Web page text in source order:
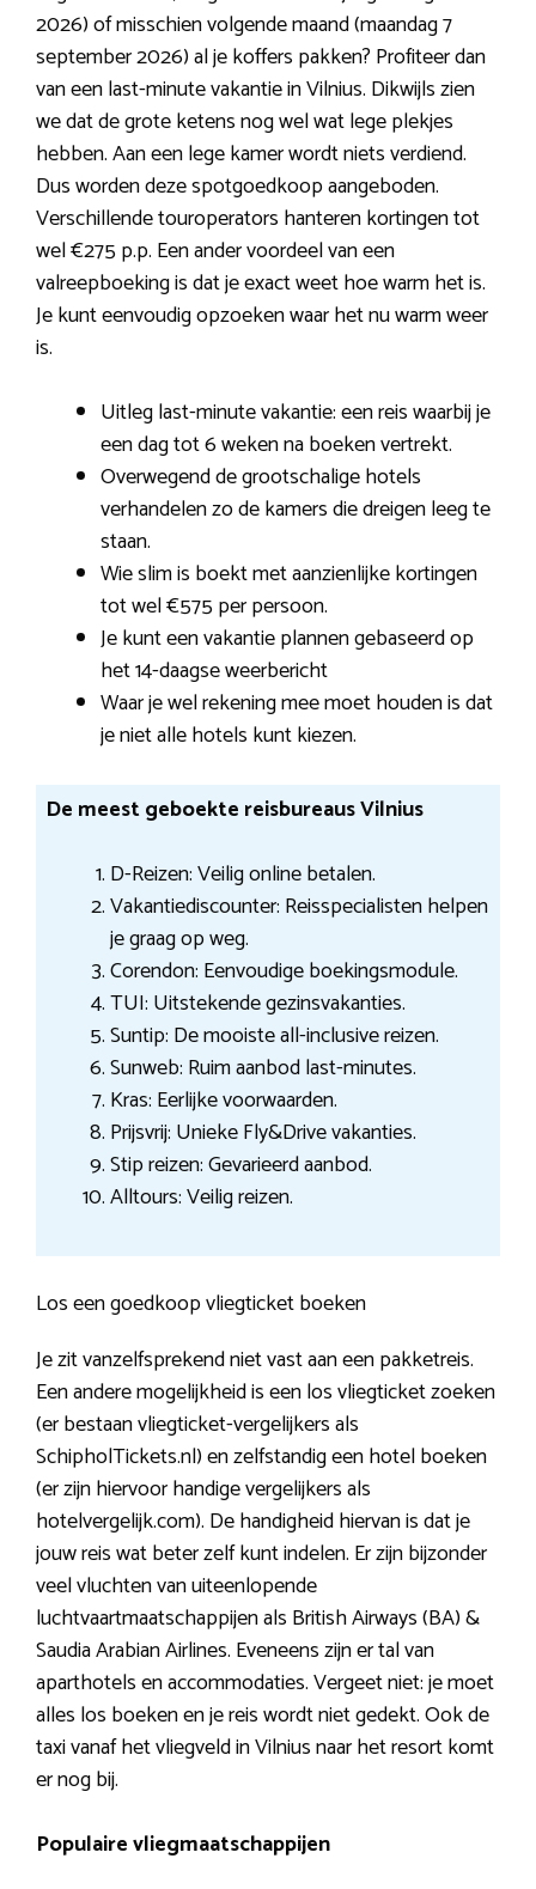
2026) of misschien volgende maand (maandag 7
september 2026) al je koffers pakken? Profiteer dan
van een last-minute vakantie in Vilnius. Dikwijls zien
we dat de grote ketens nog wel wat lege plekjes
hebben. Aan een lege kamer wordt niets verdiend.
Dus worden deze spotgoedkoop aangeboden.
Verschillende touroperators hanteren kortingen tot
wel €275 p.p. Een ander voordeel van een
valreepboeking is dat je exact weet hoe warm het is.
Je kunt eenvoudig opzoeken waar het nu warm weer
is.
Uitleg last-minute vakantie: een reis waarbij je
een dag tot 6 weken na boeken vertrekt.
Overwegend de grootschalige hotels
verhandelen zo de kamers die dreigen leeg te
staan.
Wie slim is boekt met aanzienlijke kortingen
tot wel €575 per persoon.
Je kunt een vakantie plannen gebaseerd op
het 14-daagse weerbericht
Waar je wel rekening mee moet houden is dat
je niet alle hotels kunt kiezen.
De meest geboekte reisbureaus Vilnius
D-Reizen: Veilig online betalen.
Vakantiediscounter: Reisspecialisten helpen
je graag op weg.
Corendon: Eenvoudige boekingsmodule.
TUI: Uitstekende gezinsvakanties.
Suntip: De mooiste all-inclusive reizen.
Sunweb: Ruim aanbod last-minutes.
Kras: Eerlijke voorwaarden.
Prijsvrij: Unieke Fly&Drive vakanties.
Stip reizen: Gevarieerd aanbod.
Alltours: Veilig reizen.
Los een goedkoop vliegticket boeken
Je zit vanzelfsprekend niet vast aan een pakketreis.
Een andere mogelijkheid is een los vliegticket zoeken
(er bestaan vliegticket-vergelijkers als
SchipholTickets.nl) en zelfstandig een hotel boeken
(er zijn hiervoor handige vergelijkers als
hotelvergelijk.com). De handigheid hiervan is dat je
jouw reis wat beter zelf kunt indelen. Er zijn bijzonder
veel vluchten van uiteenlopende
luchtvaartmaatschappijen als British Airways (BA) &
Saudia Arabian Airlines. Eveneens zijn er tal van
aparthotels en accommodaties. Vergeet niet: je moet
alles los boeken en je reis wordt niet gedekt. Ook de
taxi vanaf het vliegveld in Vilnius naar het resort komt
er nog bij.
Populaire vliegmaatschappijen